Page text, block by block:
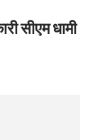
सीएम धामी